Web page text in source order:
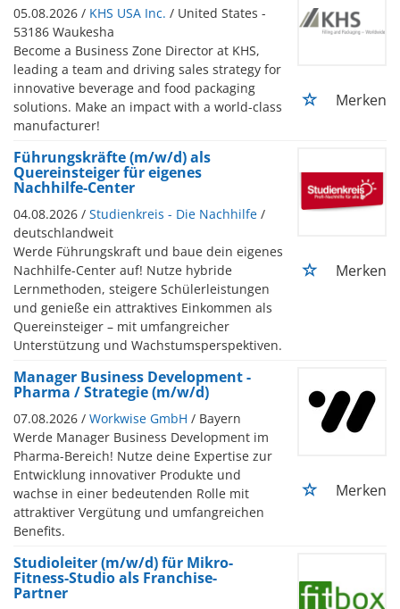
05.08.2026 / KHS USA Inc. / United States -
53186 Waukesha
Become a Business Zone Director at KHS,
leading a team and driving sales strategy for
innovative beverage and food packaging
solutions. Make an impact with a world-class
manufacturer!
Merken
Führungskräfte (m/w/d) als
Quereinsteiger für eigenes
Nachhilfe-Center
04.08.2026 / Studienkreis - Die Nachhilfe /
deutschlandweit
Werde Führungskraft und baue dein eigenes
Nachhilfe-Center auf! Nutze hybride
Lernmethoden, steigere Schülerleistungen
und genieße ein attraktives Einkommen als
Quereinsteiger – mit umfangreicher
Unterstützung und Wachstumsperspektiven.
Merken
Manager Business Development -
Pharma / Strategie (m/w/d)
07.08.2026 / Workwise GmbH / Bayern
Werde Manager Business Development im
Pharma-Bereich! Nutze deine Expertise zur
Entwicklung innovativer Produkte und
wachse in einer bedeutenden Rolle mit
attraktiver Vergütung und umfangreichen
Benefits.
Merken
Studioleiter (m/w/d) für Mikro-
Fitness-Studio als Franchise-
Partner